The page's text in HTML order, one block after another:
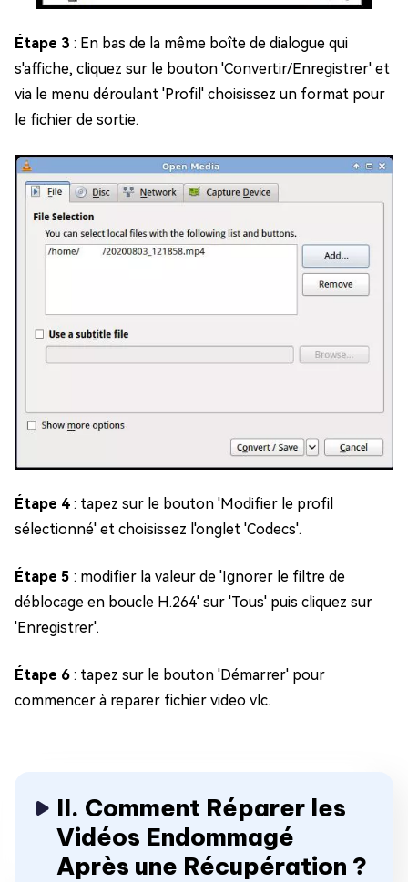
Étape 3 : En bas de la même boîte de dialogue qui
s'affiche, cliquez sur le bouton 'Convertir/Enregistrer' et
via le menu déroulant 'Profil' choisissez un format pour
le fichier de sortie.
Étape 4 : tapez sur le bouton 'Modifier le profil
sélectionné' et choisissez l'onglet 'Codecs'.
Étape 5 : modifier la valeur de 'Ignorer le filtre de
déblocage en boucle H.264' sur 'Tous' puis cliquez sur
'Enregistrer'.
Étape 6 : tapez sur le bouton 'Démarrer' pour
commencer à reparer fichier video vlc.
II. Comment Réparer les
Vidéos Endommagé
Après une Récupération ?